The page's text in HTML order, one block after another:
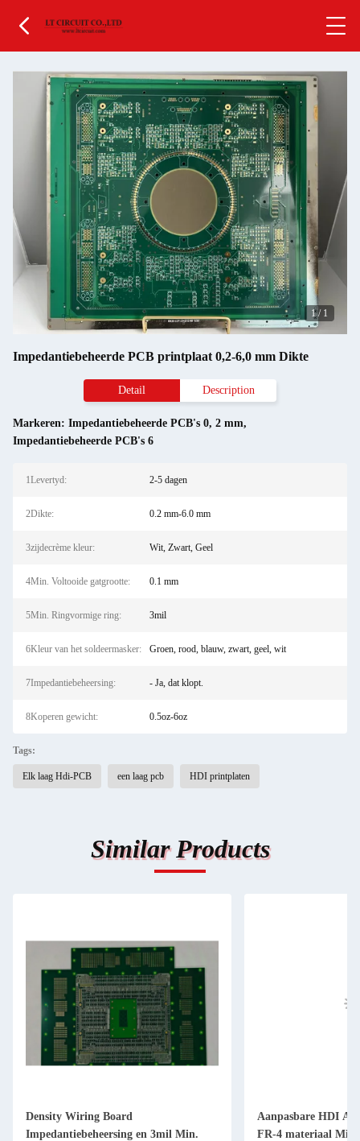
1/ 1
Impedantiebeheerde PCB printplaat 0,2-6,0 mm Dikte
Detail Description
Markeren: Impedantiebeheerde PCB's 0, 2 mm,
Impedantiebeheerde PCB's 6
1Levertyd: 2-5 dagen
2Dikte: 0.2 mm-6.0 mm
3zijdecrème kleur: Wit, Zwart, Geel
4Min. Voltooide gatgrootte: 0.1 mm
5Min. Ringvormige ring: 3mil
6Kleur van het soldeermasker: Groen, rood, blauw, zwart, geel, wit
7Impedantiebeheersing: - Ja, dat klopt.
8Koperen gewicht: 0.5oz-6oz
Tags:
Elk laag Hdi-PCB een laag pcb HDI printplaten
Similar Products
Density Wiring Board
Impedantiebeheersing en 3mil Min.
Aanpasbare HDI
FR-4 materiaal